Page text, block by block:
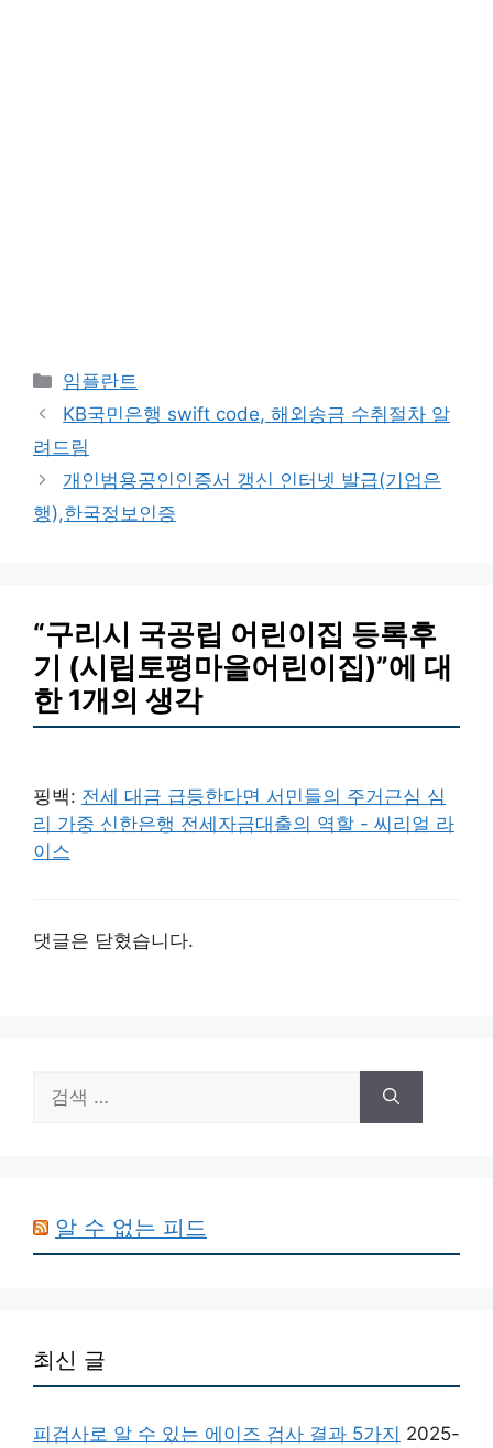
카
테
리
임플란트
KB국민은행 swift code, 해외송금 수취절차 알
려드림
개인범용공인인증서 갱신 인터넷 발급(기업은
행),한국정보인증
“구리시 국공립 어린이집 등록후
기 (시립토평마을어린이집)”에 대
한 1개의 생각
핑백: 전세 대금 급등한다면 서민들의 주거근심 심
리 가중 신한은행 전세자금대출의 역할 - 씨리얼 라
이스
댓글은 닫혔습니다.
색:
알 수 없는 피드
최신 글
피검사로 알 수 있는 에이즈 검사 결과 5가지 2025-